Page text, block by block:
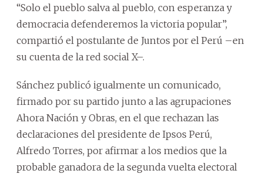
“Solo el pueblo salva al pueblo, con esperanza y
democracia defenderemos la victoria popular”,
compartió el postulante de Juntos por el Perú –en
su cuenta de la red social X–.
Sánchez publicó igualmente un comunicado,
firmado por su partido junto a las agrupaciones
Ahora Nación y Obras, en el que rechazan las
declaraciones del presidente de Ipsos Perú,
Alfredo Torres, por afirmar a los medios que la
probable ganadora de la segunda vuelta electoral